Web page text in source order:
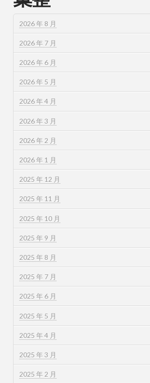
2026 年 8 月
2026 年 7 月
2026 年 6 月
2026 年 5 月
2026 年 4 月
2026 年 3 月
2026 年 2 月
2026 年 1 月
2025 年 12 月
2025 年 11 月
2025 年 10 月
2025 年 9 月
2025 年 8 月
2025 年 7 月
2025 年 6 月
2025 年 5 月
2025 年 4 月
2025 年 3 月
2025 年 2 月